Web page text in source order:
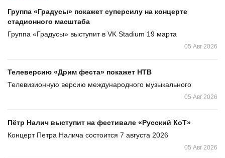
Группа «Градусы» покажет суперсилу на концерте
стадионного масштаба
Группа «Градусы» выступит в VK Stadium 19 марта
05 Авг 2026
Телеверсию «Дрим феста» покажет НТВ
Телевизионную версию международного музыкального
05 Авг 2026
Пётр Налич выступит на фестивале «Русский КоТ»
Концерт Петра Налича состоится 7 августа 2026
05 Авг 2026